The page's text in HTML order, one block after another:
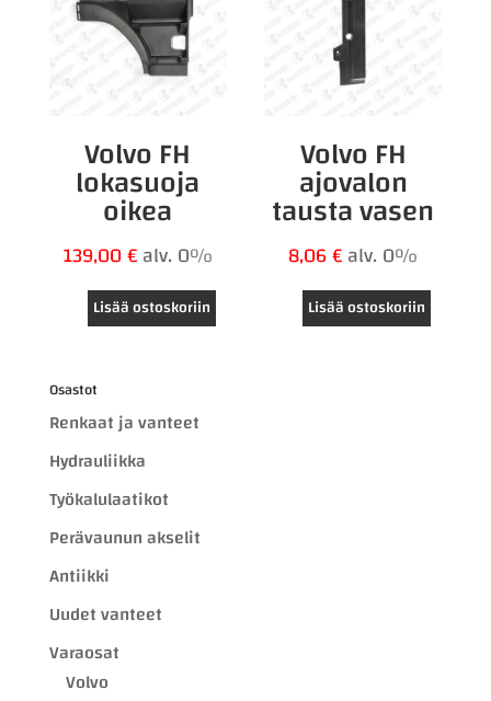
Volvo FH
lokasuoja
oikea
139,00€alv. 0%
Lisää ostoskoriin
Volvo FH
ajovalon
tausta vasen
8,06€alv. 0%
Lisää ostoskoriin
Osastot
Renkaat ja vanteet
Hydrauliikka
Työkalulaatikot
Perävaunun akselit
Antiikki
Uudet vanteet
Varaosat
Volvo